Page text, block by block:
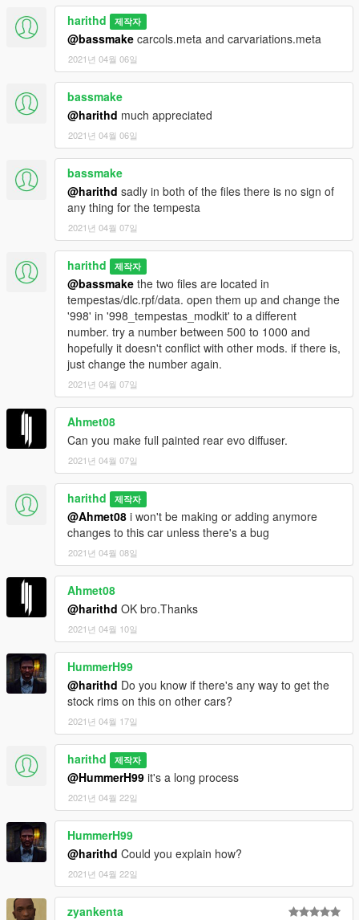
harithd 제작자
@bassmake carcols.meta and carvariations.meta
2021년 04월 06일
bassmake
@harithd much appreciated
2021년 04월 06일
bassmake
@harithd sadly in both of the files there is no sign of
any thing for the tempesta
2021년 04월 07일
harithd 제작자
@bassmake the two files are located in
tempestas/dlc.rpf/data. open them up and change the
'998' in '998_tempestas_modkit' to a different
number. try a number between 500 to 1000 and
hopefully it doesn't conflict with other mods. if there is,
just change the number again.
2021년 04월 07일
Ahmet08
Can you make full painted rear evo diffuser.
2021년 04월 07일
harithd 제작자
@Ahmet08 i won't be making or adding anymore
changes to this car unless there's a bug
2021년 04월 08일
Ahmet08
@harithd OK bro.Thanks
2021년 04월 10일
HummerH99
@harithd Do you know if there's any way to get the
stock rims on this on other cars?
2021년 04월 17일
harithd 제작자
@HummerH99 it's a long process
2021년 04월 22일
HummerH99
@harithd Could you explain how?
2021년 04월 22일
zyankenta